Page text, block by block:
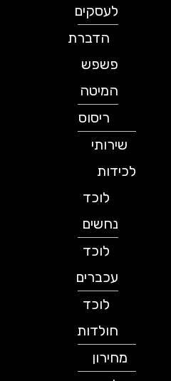
לעסקים
הדברת
פשפש
המיטה
ריסוס
שירותי
לכידות
לוכד
נחשים
לוכד
עכברים
לוכד
חולדות
מחירון